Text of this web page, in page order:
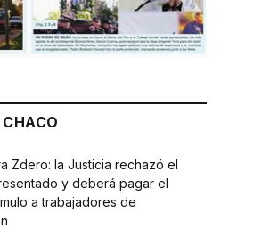
CHACO
Zdero: la Justicia rechazó el
y deberá pagar el
a trabajadores de